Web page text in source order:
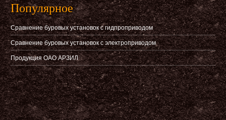
Популярное
Сравнение буровых установок с гидпроприводом
Сравнение буровых установок с электроприводом
Продукция ОАО АРЗИЛ